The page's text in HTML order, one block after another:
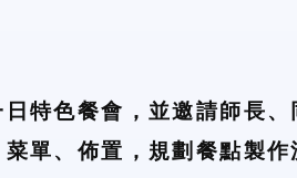
特色餐會，並邀請師長
單、佈置，規劃餐點製